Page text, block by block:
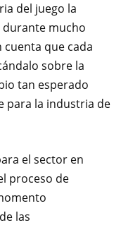
del juego la
mucho
que cada
sobre la
tan esperado
para la industria de
el sector en
proceso de
las